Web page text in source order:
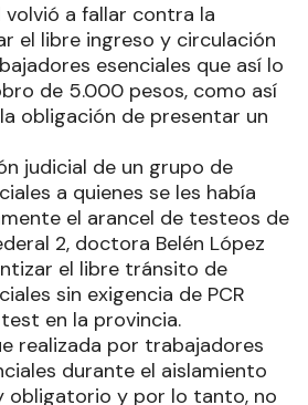
volvió a fallar contra la
el libre ingreso y circulación
esenciales que así lo
de 5.000 pesos, como así
obligación de presentar un
judicial de un grupo de
a quienes se les había
el arancel de testeos de
2, doctora Belén López
el libre tránsito de
sin exigencia de PCR
en la provincia.
realizada por trabajadores
durante el aislamiento
obligatorio y por lo tanto, no